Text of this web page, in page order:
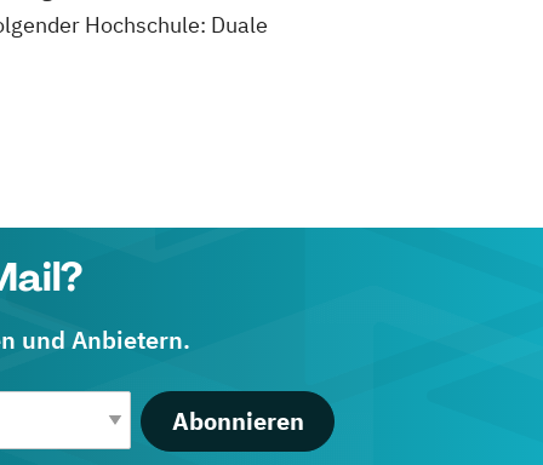
Hochschule: Duale
und Anbietern.
Abonnieren